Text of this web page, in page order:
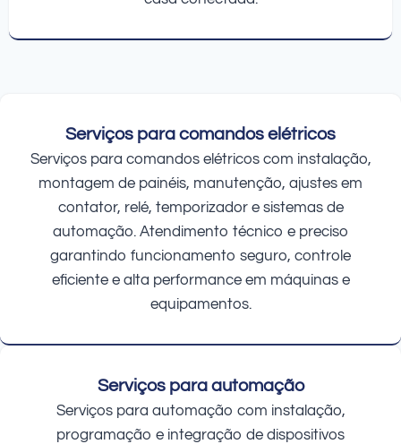
Serviços para comandos elétricos
Serviços para comandos elétricos com instalação,
montagem de painéis, manutenção, ajustes em
contator, relé, temporizador e sistemas de
automação. Atendimento técnico e preciso
garantindo funcionamento seguro, controle
eficiente e alta performance em máquinas e
equipamentos.
Serviços para automação
Serviços para automação com instalação,
programação e integração de dispositivos